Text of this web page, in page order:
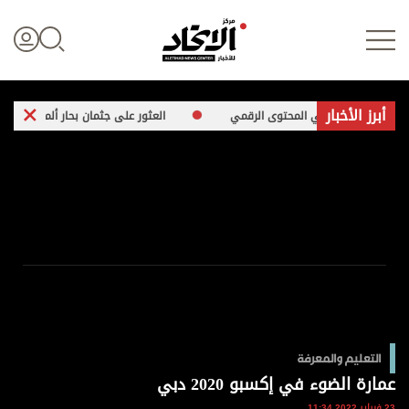
علوم الدار
الرياضة
أبرز الأخبار
في المحتوى الرقمي العثور على جثمان بحار ألماني مفقود جنوب بحر
التعليم والمعرفة
عمارة الضوء في إكسبو 2020 دبي